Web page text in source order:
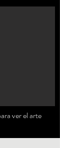
ver el arte